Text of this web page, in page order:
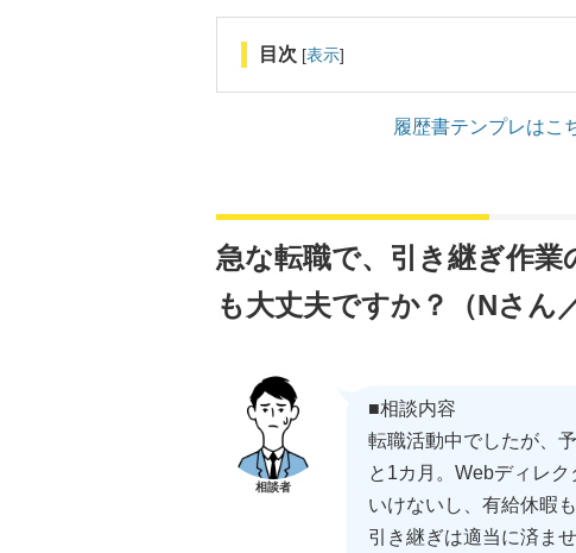
目次 [表示]
履歴書テンプレはこ
急な転職で、引き継ぎ作
も大丈夫ですか？（Nさん
相談者
■相談内容
転職活動中でしたが、
と1カ月。Webディレ
いけないし、有給休暇
引き継ぎは適当に済ま